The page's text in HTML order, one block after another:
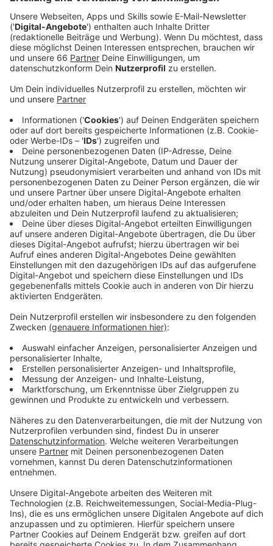
Rheinbogens, in dem der Hochwasserschutz
verbessert werden muss.
Veröffentlicht:Montag, 26.06.2023 15:38
Anzeige
Ursprünglich wollten Stadt und Bezirksregierung an der
Stelle den alten Deich sanieren. Dagegen hatte der
Bund für Natur- und Umweltschutz (BUND) aber
geklagt. Mit der Begründung, dass die Pläne gegen
verschiedene Vorgaben des Wasserschutzrechtes
verstoßen. Das Oberverwaltungsgericht (OVG)
Münster hatte dem BUND im vergangenen Jahr
zugestimmt und die Pläne im vergangenen Jahr als
rechtswidrig eingestuft. Jetzt hat das
Bundesverwaltungsgericht entschieden, dass die
Bezirksregierung nicht in Revision gehen kann. Das
bedeutet, dass die Stadt ihre Pläne überarbeiten
muss. Möglich wäre zum Beispiel, dass der Deich
Dadurch könnten zusätzliche
Ökosystem gestärkt werden. Konkrete Pläne gibt es
aber noch nicht.
Anzeige
Weitere Infos und Links zum Thema
Anzeige
So haben wir im vergangenen Jahr berichtet:
So reagieren die Grünen: